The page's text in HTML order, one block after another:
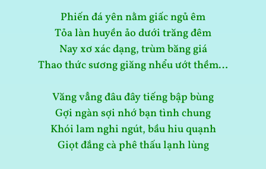
Phiến đá yên nằm giấc ngủ êm
Tỏa làn huyền ảo dưới trăng đêm
Nay xơ xác dạng, trùm băng giá
Thao thức sương giăng nhểu ướt thềm…
Văng vẳng đâu đây tiếng bập bùng
Gợi ngàn sợi nhớ bạn tình chung
Khói lam nghi ngút, bầu hiu quạnh
Giọt đắng cà phê thấu lạnh lùng